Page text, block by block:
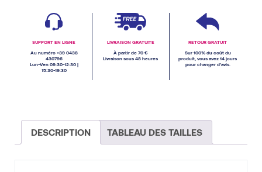
SUPPORT EN LIGNE
Au numéro +39 0438
430796
Lun-Ven 09:30-12:30 |
15:30-19:30
LIVRAISON GRATUITE
À partir de 70 €
Livraison sous 48 heures
RETOUR GRATUIT
Sur 100% du coût du
produit, vous avez 14 jours
pour changer d’avis.
DESCRIPTION TABLEAU DES TAILLES